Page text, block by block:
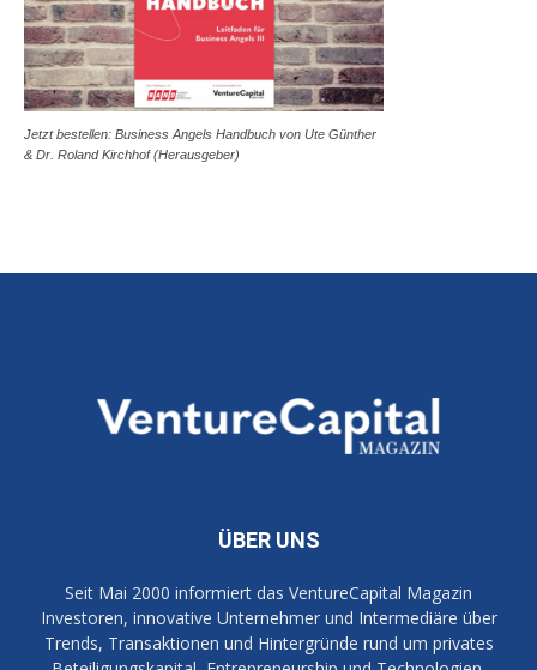
Jetzt bestellen: Business Angels Handbuch von Ute Günther
& Dr. Roland Kirchhof (Herausgeber)
ÜBER UNS
Seit Mai 2000 informiert das VentureCapital Magazin
Investoren, innovative Unternehmer und Intermediäre über
Trends, Transaktionen und Hintergründe rund um privates